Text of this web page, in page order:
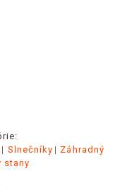
Slnečníky
Záhradný
stany